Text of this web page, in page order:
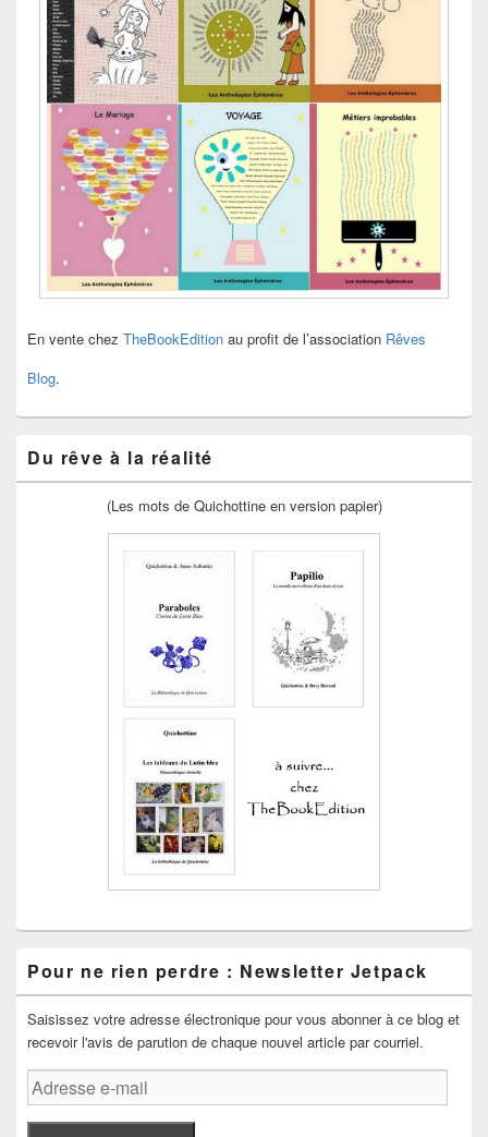
En vente chez TheBookEdition au profit de l’association Rêves
Blog.
Du rêve à la réalité
(Les mots de Quichottine en version papier)
Pour ne rien perdre : Newsletter Jetpack
Saisissez votre adresse électronique pour vous abonner à ce blog et
recevoir l'avis de parution de chaque nouvel article par courriel.
Adresse
e-
mail